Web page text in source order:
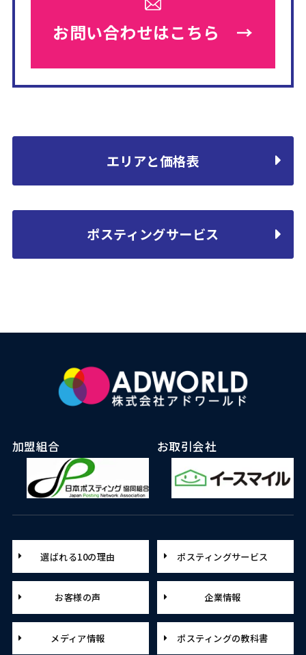
お問い合わせはこちら →
エリアと価格表
ポスティングサービス
加盟組合 お取引会社
選ばれる10の理由 ポスティングサービス
お客様の声 企業情報
メディア情報 ポスティングの教科書